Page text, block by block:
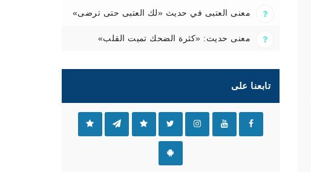
معنى العتبى في حديث «لك العتبى حتى ترضى»
معنى حديث: «كثرة الضحك تميت القلب»
تابعنا على